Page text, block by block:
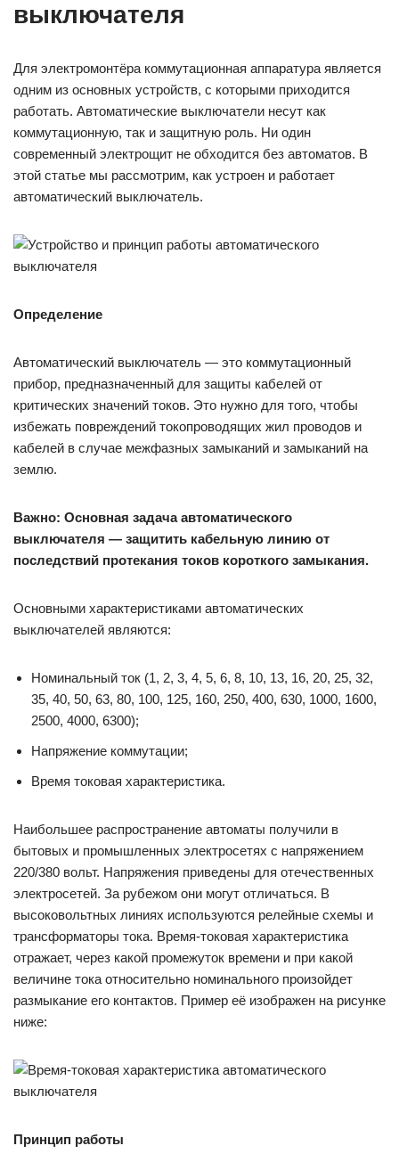
выключателя
Для электромонтёра коммутационная аппаратура является
одним из основных устройств, с которыми приходится
работать. Автоматические выключатели несут как
коммутационную, так и защитную роль. Ни один
современный электрощит не обходится без автоматов. В
этой статье мы рассмотрим, как устроен и работает
автоматический выключатель.
Определение
Автоматический выключатель — это коммутационный
прибор, предназначенный для защиты кабелей от
критических значений токов. Это нужно для того, чтобы
избежать повреждений токопроводящих жил проводов и
кабелей в случае межфазных замыканий и замыканий на
землю.
Важно: Основная задача автоматического
выключателя — защитить кабельную линию от
последствий протекания токов короткого замыкания.
Основными характеристиками автоматических
выключателей являются:
Номинальный ток (1, 2, 3, 4, 5, 6, 8, 10, 13, 16, 20, 25, 32,
35, 40, 50, 63, 80, 100, 125, 160, 250, 400, 630, 1000, 1600,
2500, 4000, 6300);
Напряжение коммутации;
Время токовая характеристика.
Наибольшее распространение автоматы получили в
бытовых и промышленных электросетях с напряжением
220/380 вольт. Напряжения приведены для отечественных
электросетей. За рубежом они могут отличаться. В
высоковольтных линиях используются релейные схемы и
трансформаторы тока. Время-токовая характеристика
отражает, через какой промежуток времени и при какой
величине тока относительно номинального произойдет
размыкание его контактов. Пример её изображен на рисунке
ниже:
Принцип работы